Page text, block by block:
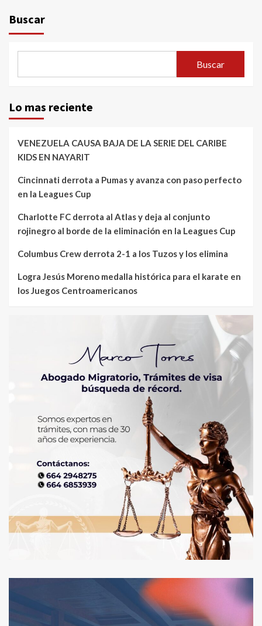
Buscar
Buscar
Lo mas reciente
VENEZUELA CAUSA BAJA DE LA SERIE DEL CARIBE
KIDS EN NAYARIT
Cincinnati derrota a Pumas y avanza con paso perfecto
en la Leagues Cup
Charlotte FC derrota al Atlas y deja al conjunto
rojinegro al borde de la eliminación en la Leagues Cup
Columbus Crew derrota 2-1 a los Tuzos y los elimina
Logra Jesús Moreno medalla histórica para el karate en
los Juegos Centroamericanos